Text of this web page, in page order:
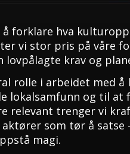
å forklare hva
vi stor pris på våre
lovpålagte krav og
rolle i arbeidet med
lokalsamfunn og til at
relevant trenger vi
som tør å satse
magi.